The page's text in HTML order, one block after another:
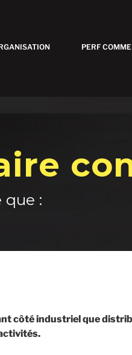
PERF
que :
côté industriel que